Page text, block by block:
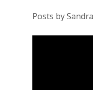
Posts by